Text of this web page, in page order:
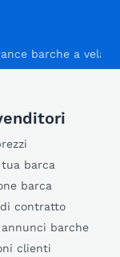
barche a vela
barca
barca
contratto
barche
clienti